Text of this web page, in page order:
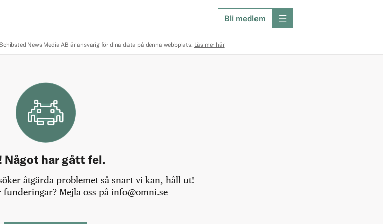
Bli medlem meny
News Media AB är ansvarig för dina data på denna webbplats. Läs mer här
Något har gått fel.
åtgärda problemet så snart vi kan, håll ut!
Mejla oss på info@omni.se